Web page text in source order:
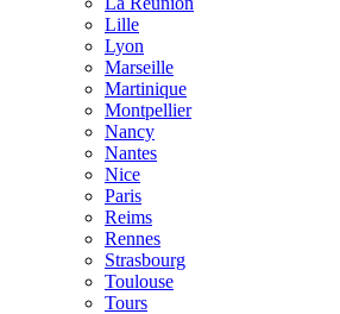
Lille
Lyon
Marseille
Martinique
Montpellier
Nancy
Nantes
Nice
Paris
Reims
Rennes
Strasbourg
Toulouse
Tours